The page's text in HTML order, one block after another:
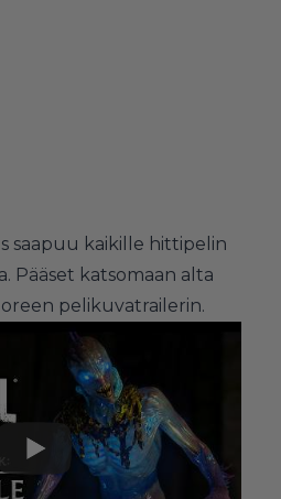
saapuu kaikille hittipelin
Pääset katsomaan alta
pelikuvatrailerin.